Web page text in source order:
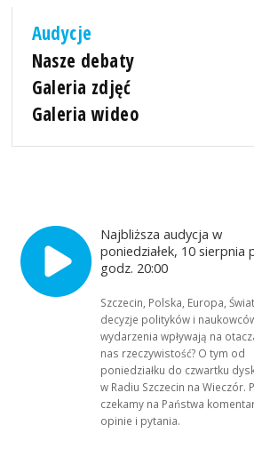
Audycje
Nasze debaty
Galeria zdjęć
Galeria wideo
Najbliższa audycja w
poniedziałek, 10 sierpnia
godz. 20:00
Szczecin, Polska, Europa,
decyzje polityków i
wydarzenia wpływają na
nas rzeczywistość? O tym od
poniedziałku do czwartku
w Radiu Szczecin na Wieczór.
czekamy na Państwa
opinie i pytania.